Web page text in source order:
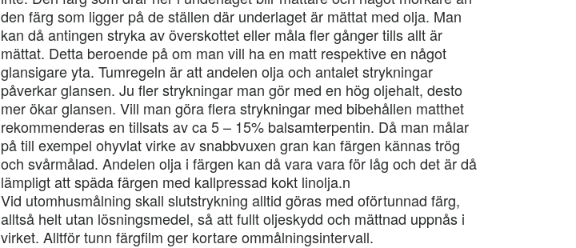
den färg som ligger på de ställen där underlaget är mättat med olja. Man
kan då antingen stryka av överskottet eller måla fler gånger tills allt är
mättat. Detta beroende på om man vill ha en matt respektive en något
glansigare yta. Tumregeln är att andelen olja och antalet strykningar
påverkar glansen. Ju fler strykningar man gör med en hög oljehalt, desto
mer ökar glansen. Vill man göra flera strykningar med bibehållen matthet
rekommenderas en tillsats av ca 5 – 15% balsamterpentin. Då man målar
på till exempel ohyvlat virke av snabbvuxen gran kan färgen kännas trög
och svårmålad. Andelen olja i färgen kan då vara vara för låg och det är då
lämpligt att späda färgen med kallpressad kokt linolja.n
Vid utomhusmålning skall slutstrykning alltid göras med oförtunnad färg,
alltså helt utan lösningsmedel, så att fullt oljeskydd och mättnad uppnås i
virket. Alltför tunn färgfilm ger kortare ommålningsintervall.